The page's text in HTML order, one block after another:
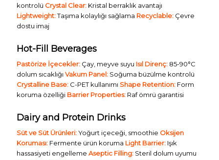
kontrolü Crystal Clear:Kristal berraklık avantajı
Lightweight:Taşıma kolaylığı sağlama Recyclable:Çevre
dostu imaj
Hot-Fill Beverages
Pastörize İçecekler:Çay, meyve suyu Isıl Direnç:85-90°C
dolum sıcaklığı Vakum Panel:Soğuma büzülme kontrolü
Crystalline Base:C-PET kullanımı Shape Retention:Form
koruma özelliği Barrier Properties:Raf ömrü garantisi
Dairy and Protein Drinks
Süt ve Süt Ürünleri:Yoğurt içeceği, smoothie Oksijen
Koruması:Fermente ürün koruma Light Barrier:Işık
hassasiyeti engelleme Aseptic Filling:Steril dolum uyumu